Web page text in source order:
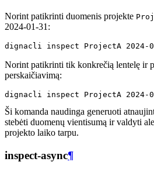
Norint patikrinti duomenis projekte
2024-01-31:
dignacli inspect ProjectA 2024-
Norint patikrinti tik konkrečią lentelę ir
perskaičiavimą:
dignacli inspect ProjectA 2024-
Ši komanda naudinga generuoti
stebėti duomenų vientisumą ir valdyti
projekto laiko tarpu.
inspect-async¶